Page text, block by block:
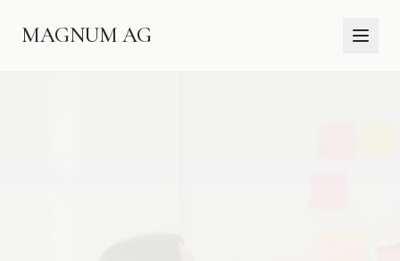
MAGNUM AG